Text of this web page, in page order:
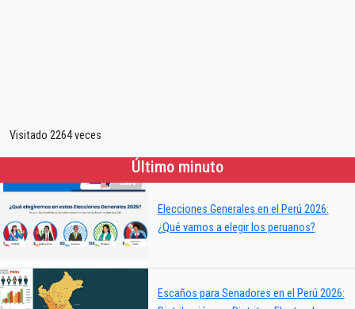
Visitado 2264 veces
Último minuto
Elecciones Generales en el Perú 2026:
¿Qué vamos a elegir los peruanos?
Escaños para Senadores en el Perú 2026: